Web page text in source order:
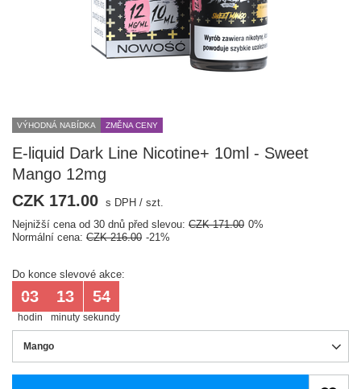
VÝHODNÁ NABÍDKA ZMĚNA CENY
E-liquid Dark Line Nicotine+ 10ml - Sweet
Mango 12mg
Mango
CZK 171.00 s DPH / szt.
Nejnižší cena od 30 dnů před slevou: CZK 171.00 0%
Normální cena: CZK 216.00 -21%
Do konce slevové akce:
03
hodin
13
minuty
54
sekundy